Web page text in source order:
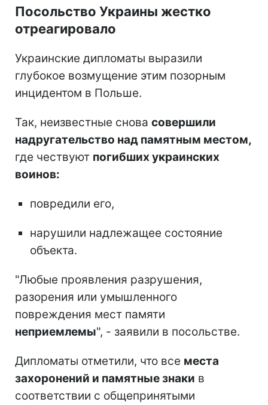
Посольство Украины жестко
отреагировало
Украинские дипломаты выразили
глубокое возмущение этим позорным
инцидентом в Польше.
Так, неизвестные снова совершили
надругательство над памятным местом,
где чествуют погибших украинских
воинов:
повредили его,
нарушили надлежащее состояние
объекта.
"Любые проявления разрушения,
разорения или умышленного
повреждения мест памяти
неприемлемы", - заявили в посольстве.
Дипломаты отметили, что все места
захоронений и памятные знаки в
соответствии с общепринятыми